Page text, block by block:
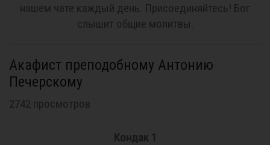
нашем чате каждый день. Присоединяйтесь! Бог
слышит общие молитвы.
Акафист преподобному Антонию
Печерскому
2742 просмотров
Кондак 1